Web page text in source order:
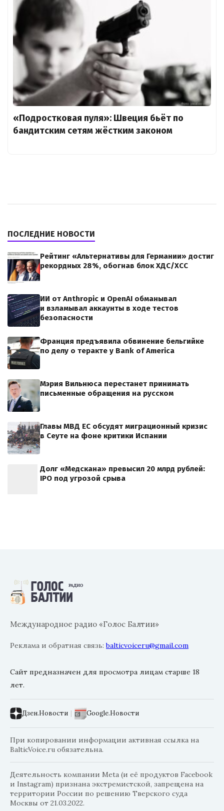
«Подростковая пуля»: Швеция бьёт по
бандитским сетям жёстким законом
ПОСЛЕДНИЕ НОВОСТИ
Рейтинг «Альтернативы для Германии» достиг
рекордных 28%, обогнав блок ХДС/ХСС
ИИ от Anthropic и OpenAI обманывал
и взламывал аккаунты в ходе тестов
безопасности
Франция предъявила обвинение бельгийке
по делу о теракте у Bank of America
Мэрия Вильнюса перестанет принимать
письменные обращения на русском
Главы МВД ЕС обсудят миграционный кризис
в Сеуте на фоне критики Испании
Долг «Медскана» превысил 20 млрд рублей:
IPO под угрозой срыва
Международное радио «Голос Балтии»
Реклама и обратная связь:balticvoiceru@gmail.com
Сайт предназначен для просмотра лицам старше 18
лет.
Дзен.Новости | Google.Новости
При копировании информации активная ссылка на
BalticVoice.ru обязательна.
Деятельность компании Meta (и её продуктов Facebook
и Instagram) признана экстремистской, запрещена на
территории России по решению Тверского суда
Москвы от 21.03.2022.